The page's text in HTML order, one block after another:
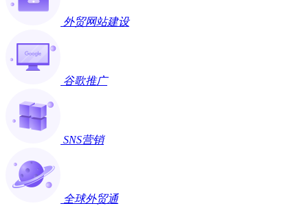
外贸网站建设
谷歌推广
SNS营销
全球外贸通